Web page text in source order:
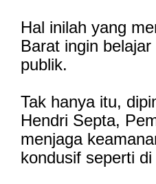
Hal inilah yang
Barat ingin
publik.
Tak hanya itu,
Hendri Septa,
menjaga
kondusif seperti